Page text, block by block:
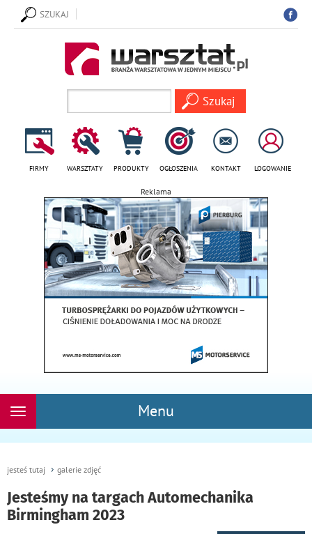
SZUKAJ
FIRMY WARSZTATY PRODUKTY OGŁOSZENIA KONTAKT LOGOWANIE
Reklama
Menu
Rozwiń
jesteś tutaj galerie zdjęć
Jesteśmy na targach Automechanika
Birmingham 2023